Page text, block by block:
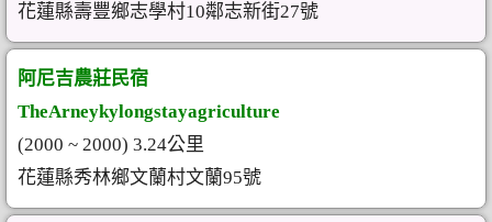
花蓮縣壽豐鄉志學村10鄰志新街27號
阿尼吉農莊民宿
TheArneykylongstayagriculture
(2000 ~ 2000) 3.24公里
花蓮縣秀林鄉文蘭村文蘭95號